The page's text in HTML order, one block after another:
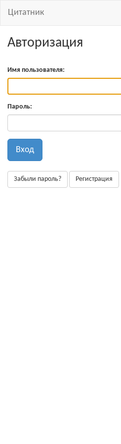
Цитатник
Авторизация
Имя пользователя:
Пароль:
Вход
Забыли пароль? Регистрация